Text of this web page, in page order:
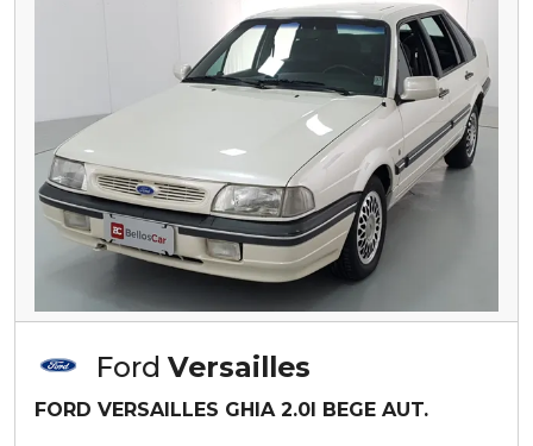
Ford Versailles
FORD VERSAILLES GHIA 2.0I BEGE AUT.